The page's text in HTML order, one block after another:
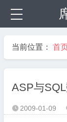
当前位置： 首
ASP与
 2009-01-09